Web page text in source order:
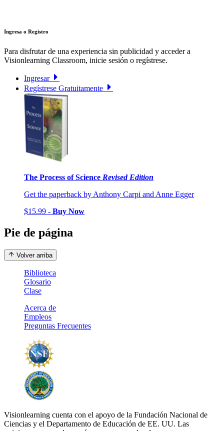
Ingresa o Registro
Para disfrutar de una experiencia sin publicidad y acceder a
Visionlearning Classroom, inicie sesión o regístrese.
Ingresar
Regístrese Gratuitamente
The Process of Science Revised Edition
Get the paperback by Anthony Carpi and Anne Egger
$15.99 - Buy Now
Pie de página
Volver arriba
Biblioteca
Glosario
Clase
Acerca de
Empleos
Preguntas Frecuentes
Visionlearning cuenta con el apoyo de la Fundación Nacional de
Ciencias y el Departamento de Educación de EE. UU. Las